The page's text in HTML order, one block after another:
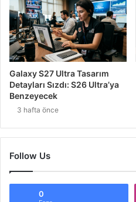
Galaxy S27 Ultra Tasarım
Detayları Sızdı: S26 Ultra’ya
Benzeyecek
3 hafta önce
Follow Us
0